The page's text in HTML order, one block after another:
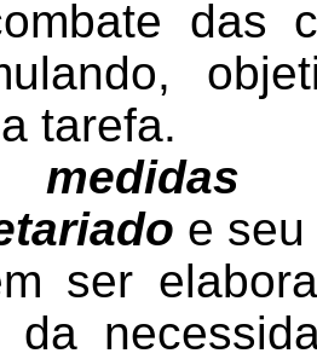
das
tarefa.
medidas
e
ser
da